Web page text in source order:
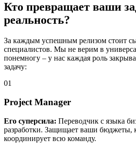
Кто превращает ваши
реальность?
За каждым успешным релизом стоит
специалистов. Мы не верим в
понемногу – у нас каждая роль
задачу:
01
Project Manager
Его суперсила: Переводчик с языка
разработки. Защищает ваши бюджеты,
координирует всю команду.